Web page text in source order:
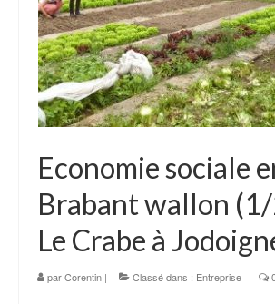
Economie sociale
Brabant wallon
Le Crabe à
parCorentin | Classé dans : Entreprise |